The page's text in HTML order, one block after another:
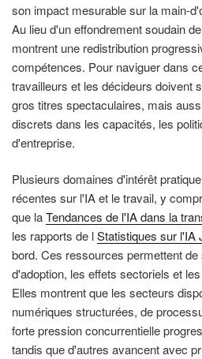
son impact mesurable sur la main-
Au lieu d'un effondrement soudain
montrent une redistribution
compétences. Pour naviguer dans
travailleurs et les décideurs doivent
gros titres spectaculaires, mais
discrets dans les capacités, les
d'entreprise.
Plusieurs domaines d'intérêt
récentes sur l'IA et le travail, y
que laTendances de l'IA dans la
les rapports de lStatistiques sur l'IA
bord. Ces ressources permettent
d'adoption, les effets sectoriels et
Elles montrent que les secteurs
numériques structurées, de
forte pression concurrentielle
tandis que d'autres avancent avec